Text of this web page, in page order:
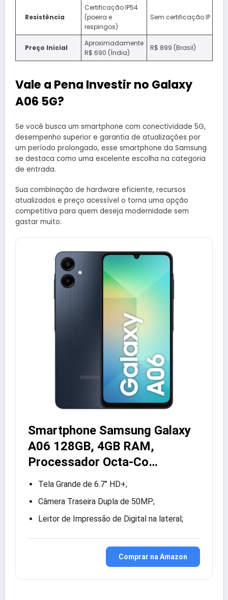
Resistência
Certificação IP54
(poeira e
respingos)
Sem certificação IP
Preço Inicial
Aproximadamente
R$ 690 (Índia)
R$ 899 (Brasil)
Vale a Pena Investir no Galaxy
A06 5G?
Se você busca um smartphone com conectividade 5G,
desempenho superior e garantia de atualizações por
um período prolongado, esse smartphone da Samsung
se destaca como uma excelente escolha na categoria
de entrada.
Sua combinação de hardware eficiente, recursos
atualizados e preço acessível o torna uma opção
competitiva para quem deseja modernidade sem
gastar muito.​
Smartphone Samsung Galaxy
A06 128GB, 4GB RAM,
Processador Octa-Co…
Tela Grande de 6.7″ HD+;
Câmera Traseira Dupla de 50MP;
Leitor de Impressão de Digital na lateral;
Comprar na Amazon